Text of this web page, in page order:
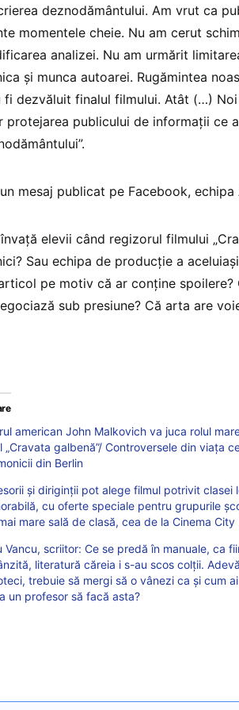
deznodământului. Am vrut ca
momentele cheie. Nu am cerut
analizei. Nu am urmărit
și munca autoarei. Rugămintea
fi dezvăluit finalul filmului. Atât (…)
protejarea publicului de informații ce
mesaj publicat pe Facebook,
învață elevii când regizorul filmului
Sau echipa de producție a
pe motiv că ar conține
sub presiune? Că arta are
american John Malkovich va juca rolul
„Cravata galbenă”/ Controversele din viața
din Berlin
și diriginții pot alege filmul potrivit clasei
cu oferte speciale pentru grupurile
mare sală de clasă, cea de la Cinema City
Vancu, scriitor: Ce se predă în manuale, ca
literatură căreia i s-au scos colții.
trebuie să mergi să o vânezi ca și cum
un profesor să facă asta?